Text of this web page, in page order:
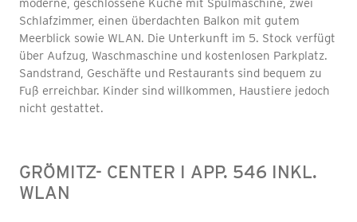
moderne, geschlossene Küche mit Spülmaschine, zwei
Schlafzimmer, einen überdachten Balkon mit gutem
Meerblick sowie WLAN. Die Unterkunft im 5. Stock verfügt
über Aufzug, Waschmaschine und kostenlosen Parkplatz.
Sandstrand, Geschäfte und Restaurants sind bequem zu
Fuß erreichbar. Kinder sind willkommen, Haustiere jedoch
nicht gestattet.
GRÖMITZ- CENTER I APP. 546 INKL.
WLAN